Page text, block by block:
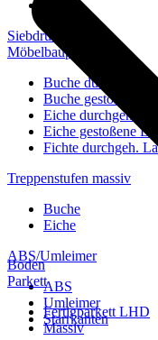
Siebdruckplatten
Möbelbauplatten
Buche durchgeh.
Buche gestoßene
Eiche durchgeh.
Eiche gestoßene
Fichte durchgeh.
Treppenstufen massiv
Buche
Eiche
ABS/Umleimer
ABS
Umleimer
Starrkanten
Boden
Parkett
Fertigparkett LHD
Massiv